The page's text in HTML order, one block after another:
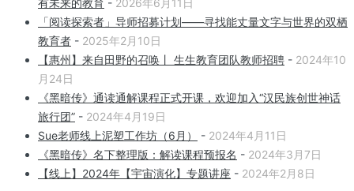
有未来的教育 - 2026年6月11日
「阅读探索者」导师招募计划——寻找能丈量文字与世界的双栖
教育者 - 2025年2月10日
【惠州】来自田野的召唤丨 生生教育团队教师招聘 - 2024年10
月24日
《黑暗传》通读通解课程正式开课，欢迎加入“汉民族创世神话
旅行团” - 2024年4月19日
Sue老师线上泥塑工作坊（6月）
- 2024年4月11日
《黑暗传》名下整理版：解读课程预报名 - 2024年3月7日
【线上】2024年【宇宙演化】专题讲座 - 2024年2月8日